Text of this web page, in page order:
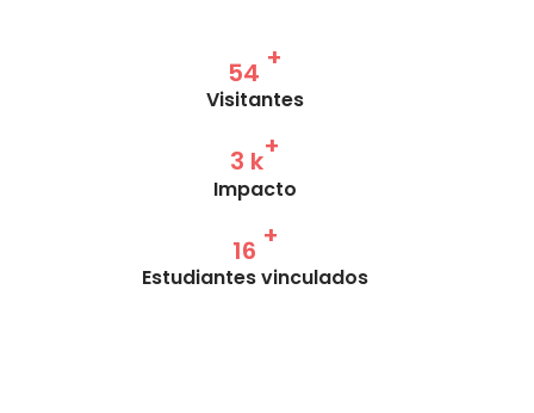
88 +
Visitantes
4 k+
Impacto
25 +
Estudiantes vinculados